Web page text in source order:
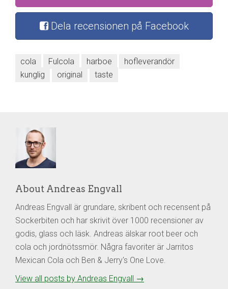
Dela recensionen på Facebook
cola Fulcola harboe
hofleverandör
kunglig
original taste
About Andreas Engvall
Andreas Engvall är grundare, skribent och recensent på
Sockerbiten och har skrivit över 1000 recensioner av
godis, glass och läsk. Andreas älskar root beer och
cola och jordnötssmör. Några favoriter är Jarritos
Mexican Cola och Ben & Jerry's One Love.
View all posts by Andreas Engvall →